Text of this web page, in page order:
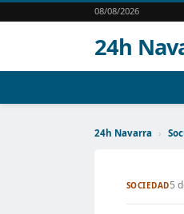
08/08/2026
24h
24h Navarra ›
SOCIEDAD5